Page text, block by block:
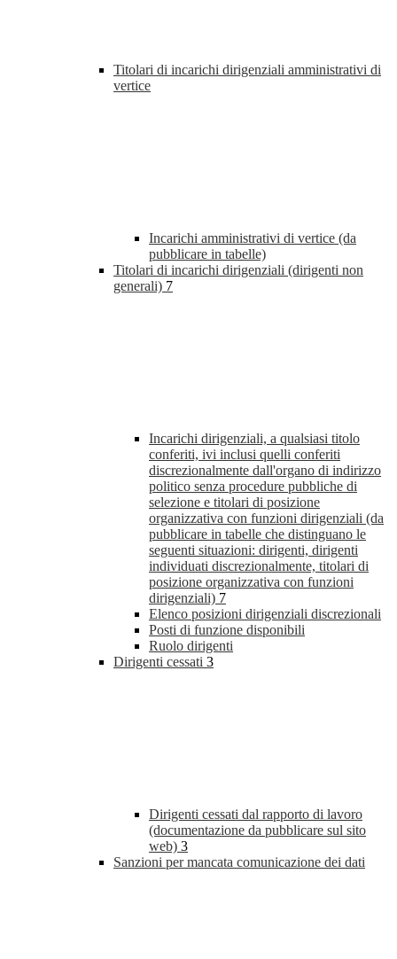
Titolari di incarichi dirigenziali amministrativi di
vertice
Incarichi amministrativi di vertice (da
pubblicare in tabelle)
Titolari di incarichi dirigenziali (dirigenti non
generali) 7
Incarichi dirigenziali, a qualsiasi titolo
conferiti, ivi inclusi quelli conferiti
discrezionalmente dall'organo di indirizzo
politico senza procedure pubbliche di
selezione e titolari di posizione
organizzativa con funzioni dirigenziali (da
pubblicare in tabelle che distinguano le
seguenti situazioni: dirigenti, dirigenti
individuati discrezionalmente, titolari di
posizione organizzativa con funzioni
dirigenziali) 7
Elenco posizioni dirigenziali discrezionali
Posti di funzione disponibili
Ruolo dirigenti
Dirigenti cessati 3
Dirigenti cessati dal rapporto di lavoro
(documentazione da pubblicare sul sito
web) 3
Sanzioni per mancata comunicazione dei dati